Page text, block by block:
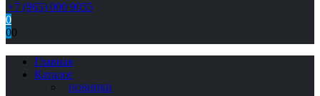
+7 (965) 000 9055
0
00
Главная
Каталог
НОВИНКИ